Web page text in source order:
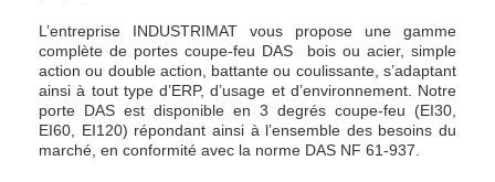
L’entreprise INDUSTRIMAT vous propose une gamme
complète de portes coupe-feu DAS bois ou acier, simple
action ou double action, battante ou coulissante, s’adaptant
ainsi à tout type d’ERP, d’usage et d’environnement. Notre
porte DAS est disponible en 3 degrés coupe-feu (EI30,
EI60, EI120) répondant ainsi à l’ensemble des besoins du
marché, en conformité avec la norme DAS NF 61-937.